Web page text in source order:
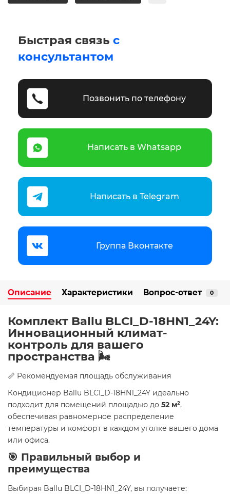
Быстрая связь с
консультантом
Позвонить по телефону
Написать в Whatsapp
Написать в Telegram
Группа Вконтакте
Описание Характеристики Вопрос-ответ 0
Комплект Ballu BLCI_D-18HN1_24Y:
Инновационный климат-
контроль для вашего
пространства 🌬️
📏 Рекомендуемая площадь обслуживания
Кондиционер Ballu BLCI_D-18HN1_24Y идеально
подходит для помещений площадью до 52 м²,
обеспечивая равномерное распределение
температуры и комфорт в каждом уголке вашего дома
или офиса.
🎯 Правильный выбор и
преимущества
Выбирая Ballu BLCI_D-18HN1_24Y, вы получаете: